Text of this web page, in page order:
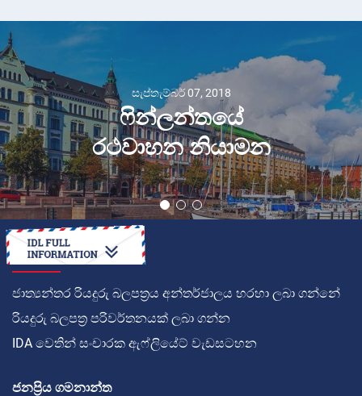
සැප්තැම්බර් 07, 2018
ෆින්ලන්තයේ
රථවාහන නියාමන
කොහොමද
ජාත්‍යන්තර රියදුරු බලපත්‍රය අන්තර්ජාලය හරහා ලබා ගන්නේ
රියදුරු බලපත්‍ර පරිවර්තනයක් ලබා ගන්න
IDA වෙතින් සංචාරක ඇෆ්ලියේට් වැඩසටහන
ජනප්‍රිය ගමනාන්ත